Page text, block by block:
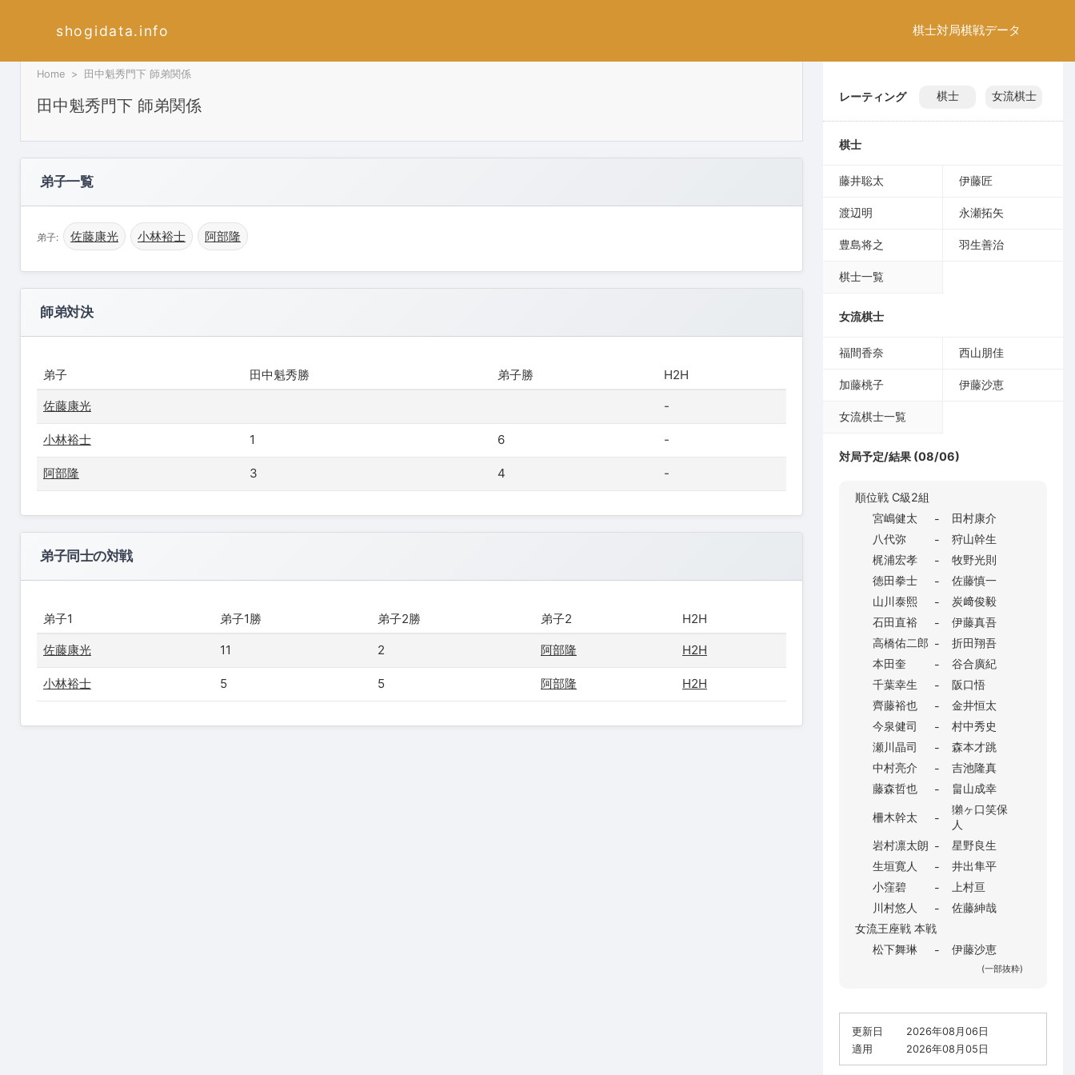
shogidata.info 棋士対局棋戦データ
Home 田中魁秀門下 師弟関係
田中魁秀門下 師弟関係
弟子一覧
弟子: 佐藤康光 小林裕士 阿部隆
師弟対決
弟子 田中魁秀勝 弟子勝 H2H
佐藤康光 -
小林裕士 1 6 -
阿部隆 3 4 -
弟子同士の対戦
弟子1 弟子1勝 弟子2勝 弟子2 H2H
佐藤康光 11 2 阿部隆 H2H
小林裕士 5 5 阿部隆 H2H
レーティング 棋士 女流棋士
棋士
藤井聡太 伊藤匠
渡辺明 永瀬拓矢
豊島将之 羽生善治
棋士一覧
女流棋士
福間香奈 西山朋佳
加藤桃子 伊藤沙恵
女流棋士一覧
対局予定/結果 (08/06)
順位戦 C級2組
宮嶋健太
-
田村康介
八代弥
-
狩山幹生
梶浦宏孝
-
牧野光則
徳田拳士
-
佐藤慎一
山川泰熙
-
炭﨑俊毅
石田直裕
-
伊藤真吾
高橋佑二郎 -
折田翔吾
本田奎
-
谷合廣紀
千葉幸生
-
阪口悟
齊藤裕也
-
金井恒太
今泉健司
-
村中秀史
瀬川晶司
-
森本才跳
中村亮介
-
吉池隆真
藤森哲也
- 畠山成幸
柵木幹太 -
獺ヶ口笑保
人
岩村凛太朗 -
星野良生
生垣寛人
-
井出隼平
小窪碧
-
上村亘
川村悠人
-
佐藤紳哉
女流王座戦 本戦
松下舞琳
- 伊藤沙恵
(一部抜粋)
更新日
2026年08月06日
適用
2026年08月05日